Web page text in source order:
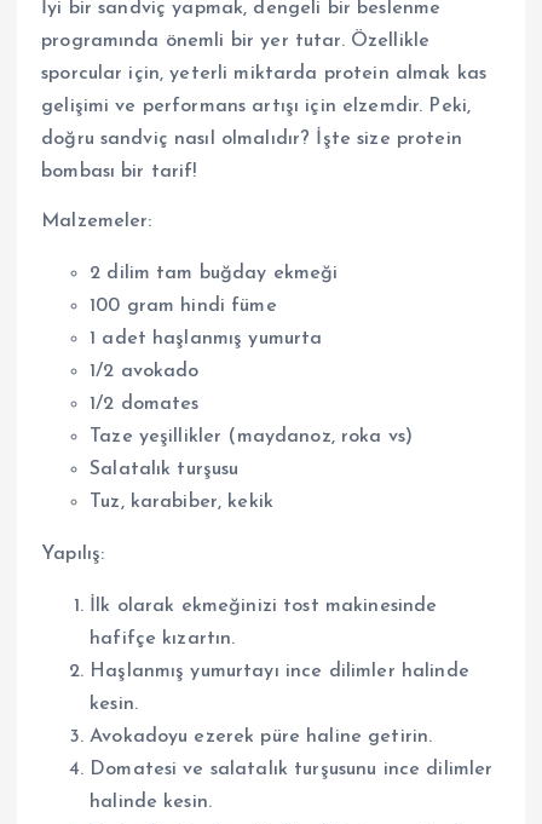
İyi bir sandviç yapmak, dengeli bir beslenme
programında önemli bir yer tutar. Özellikle
sporcular için, yeterli miktarda protein almak kas
gelişimi ve performans artışı için elzemdir. Peki,
doğru sandviç nasıl olmalıdır? İşte size protein
bombası bir tarif!
Malzemeler:
2 dilim tam buğday ekmeği
100 gram hindi füme
1 adet haşlanmış yumurta
1/2 avokado
1/2 domates
Taze yeşillikler (maydanoz, roka vs)
Salatalık turşusu
Tuz, karabiber, kekik
Yapılış:
İlk olarak ekmeğinizi tost makinesinde
hafifçe kızartın.
Haşlanmış yumurtayı ince dilimler halinde
kesin.
Avokadoyu ezerek püre haline getirin.
Domatesi ve salatalık turşusunu ince dilimler
halinde kesin.